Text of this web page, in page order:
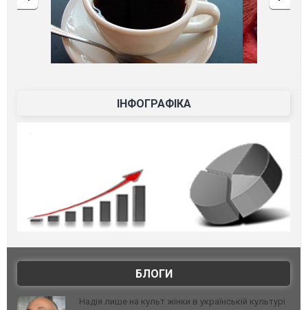
ІНФОГРАФІКА
БЛОГИ
Надія лише на культ жінки в українській культурі